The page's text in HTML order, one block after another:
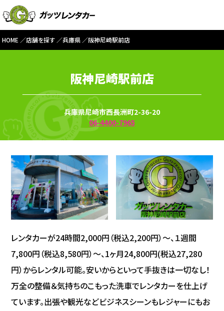
HOME 店舗を探す 兵庫県 阪神尼崎駅前店
阪神尼崎駅前店
兵庫県尼崎市西長洲町2-36-20
06-4400-7965
レンタカーが24時間2,000円（税込2,200円）～、１週間
7,800円（税込8,580円）～、1ヶ月24,800円(税込27,280
円）からレンタル可能。安いからといって手抜きは一切なし！
万全の整備＆気持ちのこもった洗車でレンタカーを仕上げ
ています。出張や観光などビジネスシーンもレジャーにもお